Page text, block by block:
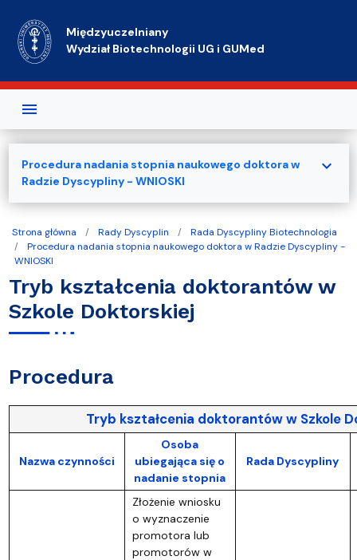
Międzyuczelniany
Wydział Biotechnologii UG i GUMed
Strona główna Rady Dyscyplin
Rada Dyscypliny Biotechnologia
Procedura nadania stopnia naukowego doktora w Radzie Dyscypliny -
WNIOSKI
Tryb kształcenia doktorantów w
Szkole Doktorskiej
Procedura
Tryb kształcenia doktorantów w Szkole
Nazwa czynności
Osoba
ubiegająca się o
nadanie stopnia
Rada Dyscypliny
Złożenie wniosku
o wyznaczenie
promotora lub
promotorów w
Procedura nadania stopnia naukowego doktora w
Radzie Dyscypliny - WNIOSKI
expand_more